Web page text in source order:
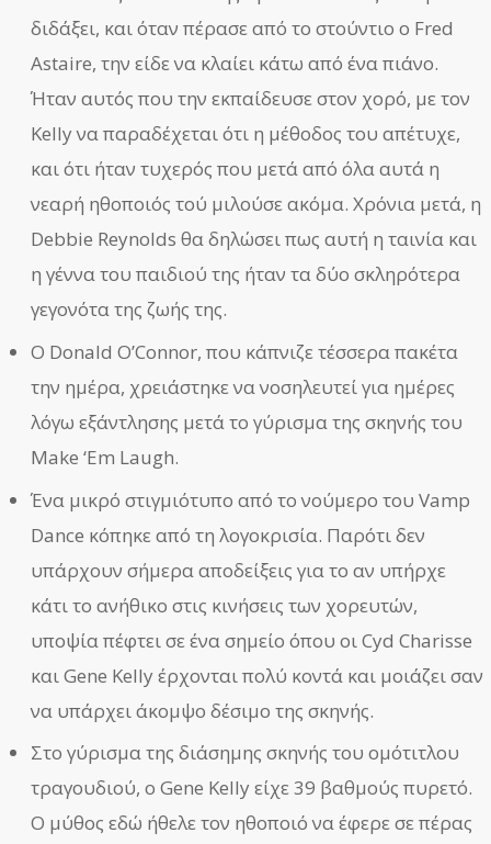
διδάξει, και όταν πέρασε από το στούντιο ο Fred
Astaire, την είδε να κλαίει κάτω από ένα πιάνο.
Ήταν αυτός που την εκπαίδευσε στον χορό, με τον
Kelly να παραδέχεται ότι η μέθοδος του απέτυχε,
και ότι ήταν τυχερός που μετά από όλα αυτά η
νεαρή ηθοποιός τού μιλούσε ακόμα. Χρόνια μετά, η
Debbie Reynolds θα δηλώσει πως αυτή η ταινία και
η γέννα του παιδιού της ήταν τα δύο σκληρότερα
γεγονότα της ζωής της.
Ο Donald O’Connor, που κάπνιζε τέσσερα πακέτα
την ημέρα, χρειάστηκε να νοσηλευτεί για ημέρες
λόγω εξάντλησης μετά το γύρισμα της σκηνής του
Make ‘Em Laugh.
Ένα μικρό στιγμιότυπο από το νούμερο του Vamp
Dance κόπηκε από τη λογοκρισία. Παρότι δεν
υπάρχουν σήμερα αποδείξεις για το αν υπήρχε
κάτι το ανήθικο στις κινήσεις των χορευτών,
υποψία πέφτει σε ένα σημείο όπου οι Cyd Charisse
και Gene Kelly έρχονται πολύ κοντά και μοιάζει σαν
να υπάρχει άκομψο δέσιμο της σκηνής.
Στο γύρισμα της διάσημης σκηνής του ομότιτλου
τραγουδιού, ο Gene Kelly είχε 39 βαθμούς πυρετό.
Ο μύθος εδώ ήθελε τον ηθοποιό να έφερε σε πέρας